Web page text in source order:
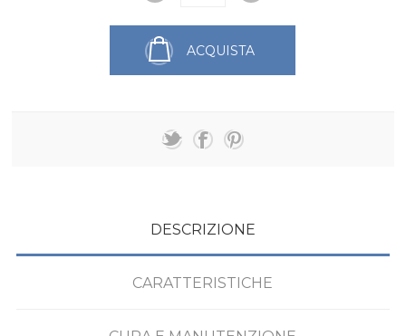
ACQUISTA
DESCRIZIONE
CARATTERISTICHE